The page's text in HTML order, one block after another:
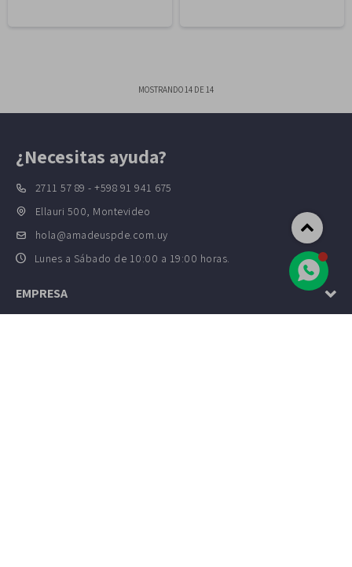
MOSTRANDO 14 DE 14
¿Necesitas ayuda?
2711 57 89 - +598 91 941 675
Ellauri 500, Montevideo
hola@amadeuspde.com.uy
Lunes a Sábado de 10:00 a 19:00 horas.
EMPRESA